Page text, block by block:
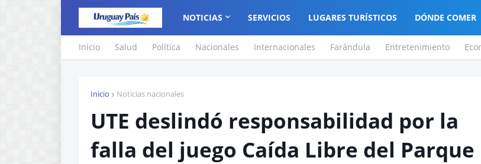
NOTICIAS SERVICIOS LUGARES TURÍSTICOS DÓNDE COMER
Inicio Salud Política Nacionales Internacionales Farándula Entretenimiento
Inicio Noticias nacionales
UTE deslindó responsabilidad por la
falla del juego Caída Libre del Parque